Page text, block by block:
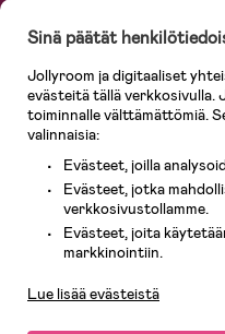
lastentarvikkeita sekä paljon
KidKraft, Ergobaby, Philips Avent,
Tervetuloa shoppailemaan
verkkokauppaan!
Sinä päätät
Jollyroom ja digitaaliset
evästeitä tällä
toiminnalle välttämättömiä.
valinnaisia:
Evästeet, joilla
Evästeet, jotka
verkkosivustollamme.
Evästeet, joita
markkinointiin.
Lue lisää evästeistä